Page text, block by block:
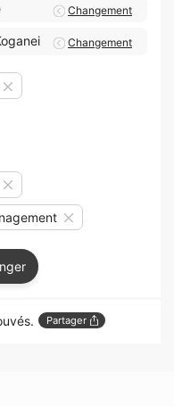
Changement
Changement
Partager